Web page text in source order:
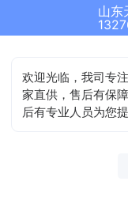
欢迎光临，我司专
家直供，售后有保
后有专业人员为您